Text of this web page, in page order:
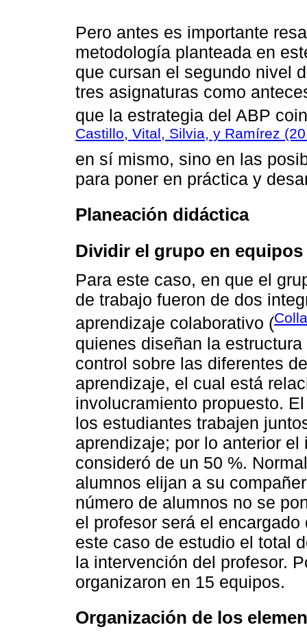
Pero antes es importante
metodología planteada en
que cursan el segundo nivel
tres asignaturas como
que la estrategia del ABP
Castillo, Vital, Silvia, y Ramírez
en sí mismo, sino en las
para poner en práctica y
Planeación didáctica
Dividir el grupo en
Para este caso, en que el
de trabajo fueron de dos
aprendizaje colaborativo (
quienes diseñan la
control sobre las diferentes
aprendizaje, el cual está
involucramiento propuesto.
los estudiantes trabajen
aprendizaje; por lo anterior
consideró de un 50 %.
alumnos elijan a su
número de alumnos no se
el profesor será el
este caso de estudio el total
la intervención del profesor.
organizaron en 15 equipos.
Organización de los